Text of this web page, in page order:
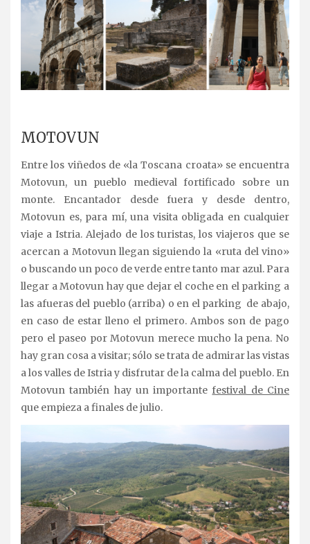
MOTOVUN
Entre los viñedos de «la Toscana croata» se encuentra
Motovun, un pueblo medieval fortificado sobre un
monte. Encantador desde fuera y desde dentro,
Motovun es, para mí, una visita obligada en cualquier
viaje a Istria. Alejado de los turistas, los viajeros que se
acercan a Motovun llegan siguiendo la «ruta del vino»
o buscando un poco de verde entre tanto mar azul. Para
llegar a Motovun hay que dejar el coche en el parking a
las afueras del pueblo (arriba) o en el parking de abajo,
en caso de estar lleno el primero. Ambos son de pago
pero el paseo por Motovun merece mucho la pena. No
hay gran cosa a visitar; sólo se trata de admirar las vistas
a los valles de Istria y disfrutar de la calma del pueblo. En
Motovun también hay un importantefestival de Cine
que empieza a finales de julio.